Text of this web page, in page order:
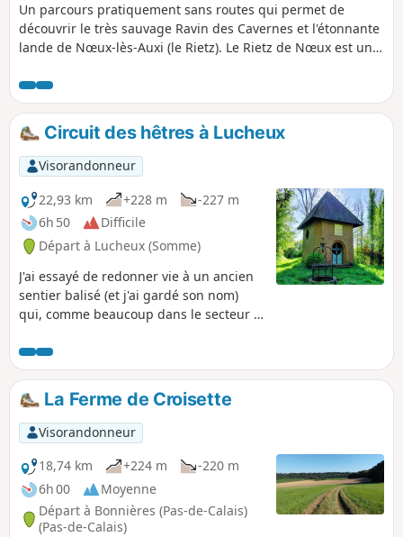
Un parcours pratiquement sans routes qui permet de
découvrir le très sauvage Ravin des Cavernes et l'étonnante
lande de Nœux-lès-Auxi (le Rietz). Le Rietz de Nœux est une
printemps de très belles orchidées. Bien sûr, ne pas
cueillir ! Ce circuit reprend une très grande partie du
"Sentier de l'Étoile" dont on trouve quelques tracés, mais
pas de descriptif. En outre son balisage est minimaliste
(peut-être même disparu en mai 2025). Les barrières sont
près du grillage à droite Avant de vous attaquer à ce
parcours, je vous conseille de visionner les 2 vidéos dont on
trouve les liens dans le commentaire de Denis.
Circuit des hêtres à Lucheux
Visorandonneur
22,93 km
+228 m
-227 m
6h 50
Difficile
Départ à Lucheux (Somme)
J'ai essayé de redonner vie à un ancien
sentier balisé (et j'ai gardé son nom)
qui, comme beaucoup dans le secteur a
Somme semble assez peu efficace et en
plus, est injoignable). C'est un parcours
quasiment sans route, mais la traversée
de la Forêt de Lucheux est très difficile
car beaucoup de sentiers sont défoncés.
Heureusement, le balisage GR® y est
correct. Donc parcours difficile, voire
très difficile après les pluies : correct le
19 avril 2026 à part bien sûr la traversée
de la forêt où le "chemin" est chaotique.
La Ferme de Croisette
Visorandonneur
18,74 km
+224 m
-220 m
6h 00
Moyenne
Départ à Bonnières (Pas-de-Calais)
(Pas-de-Calais)